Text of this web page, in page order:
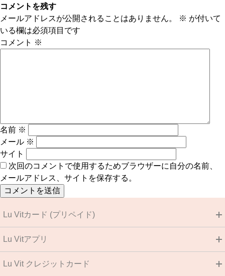
コメントを残す
メールアドレスが公開されることはありません。
※ が付いて
いる欄は必須項目です
コメント ※
名前 ※
メール ※
サイト
次回のコメントで使用するためブラウザーに自分の名前、
メールアドレス、サイトを保存する。
Lu Vitカード (プリペイド)
Lu Vitアプリ
Lu Vit クレジットカード